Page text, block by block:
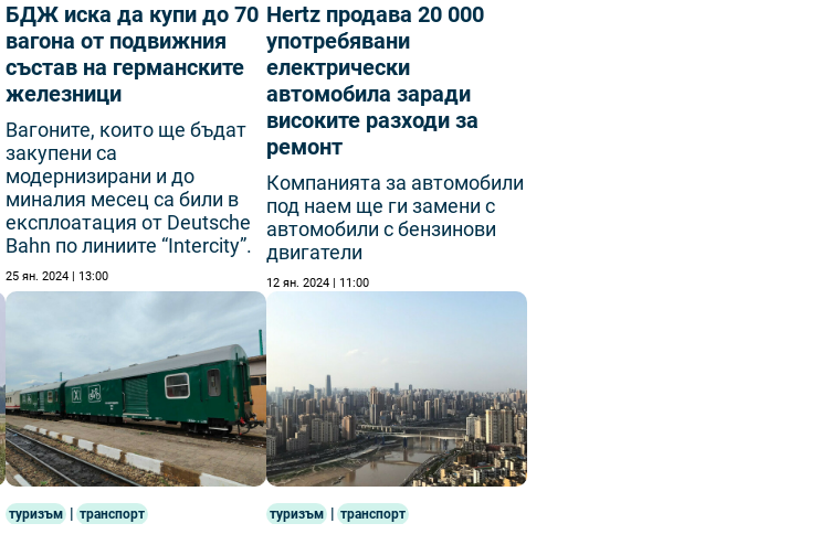
БДЖ иска да купи до 70
вагона от подвижния
състав на германските
железници
Вагоните, които ще бъдат
закупени са
модернизирани и до
миналия месец са били в
експлоатация от Deutsche
Bahn по линиите “Intercity”.
25 ян. 2024 | 13:00
Hertz продава 20 000
употребявани
електрически
автомобила заради
високите разходи за
ремонт
Компанията за автомобили
под наем ще ги замени с
автомобили с бензинови
двигатели
12 ян. 2024 | 11:00
туризъм | транспорт туризъм | транспорт